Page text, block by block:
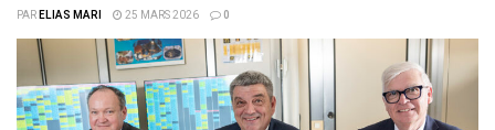
PARELIAS MARI 25 MARS 2026 0